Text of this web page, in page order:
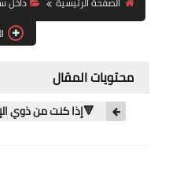
محتويات المقال
🔻إذا كنت من ذوي